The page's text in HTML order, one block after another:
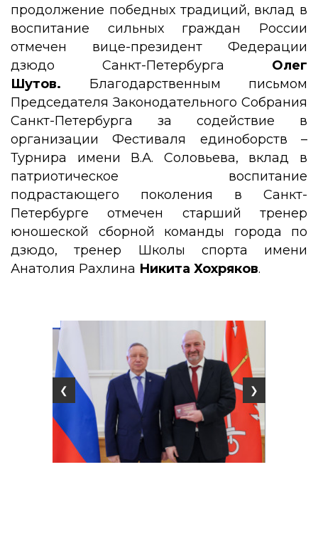
продолжение победных традиций, вклад в
воспитание сильных граждан России
отмечен вице-президент Федерации
дзюдо Санкт-Петербурга Олег
Шутов. Благодарственным письмом
Председателя Законодательного Собрания
Санкт-Петербурга за содействие в
организации Фестиваля единоборств –
Турнира имени В.А. Соловьева, вклад в
патриотическое воспитание
подрастающего поколения в Санкт-
Петербурге отмечен старший тренер
юношеской сборной команды города по
дзюдо, тренер Школы спорта имени
Анатолия Рахлина Никита Хохряков.
❮ ❯